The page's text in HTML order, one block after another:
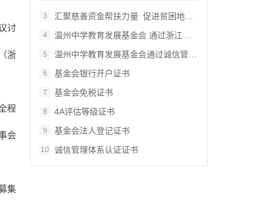
讨
浙
程
会
集
3
汇聚慈善资金帮扶力量 促进贫困地区教育发…
4 温州中学教育发展基金会 通过浙江省…
5 温州中学教育发展基金会通过诚信管理体系认…
6 基金会银行开户证书
7 基金会免税证书
8 4A评估等级证书
9 基金会法人登记证书
10 诚信管理体系认证证书